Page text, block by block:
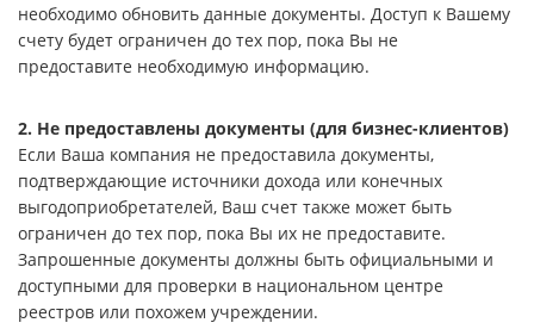
необходимо обновить данные документы. Доступ к Вашему
счету будет ограничен до тех пор, пока Вы не
предоставите необходимую информацию.
2. Не предоставлены документы (для бизнес-клиентов)
Если Ваша компания не предоставила документы,
подтверждающие источники дохода или конечных
выгодоприобретателей, Ваш счет также может быть
ограничен до тех пор, пока Вы их не предоставите.
Запрошенные документы должны быть официальными и
доступными для проверки в национальном центре
реестров или похожем учреждении.